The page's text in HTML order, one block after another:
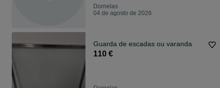
Dornelas
04 de agosto de 2026
Guarda de escadas ou varanda
110 €